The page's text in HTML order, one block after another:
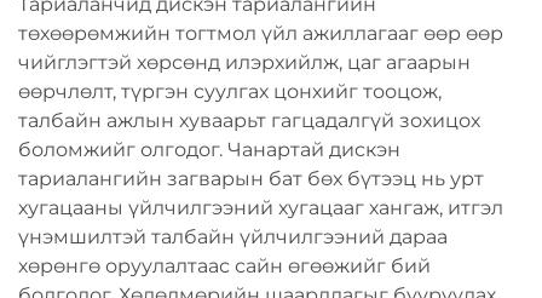
төхөөрөмжийн тогтмол үйл ажиллагааг өөр өөр
чийглэгтэй хөрсөнд илэрхийлж, цаг агаарын
өөрчлөлт, түргэн суулгах цонхийг тооцож,
талбайн ажлын хуваарьт гагцадалгүй зохицох
боломжийг олгодог. Чанартай дискэн
тариалангийн загварын бат бөх бүтээц нь урт
хугацааны үйлчилгээний хугацааг хангаж, итгэл
үнэмшилтэй талбайн үйлчилгээний дараа
хөрөнгө оруулалтаас сайн өгөөжийг бий